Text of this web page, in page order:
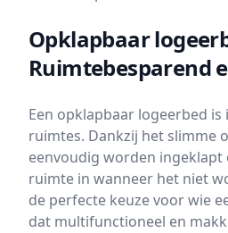
Opklapbaar
Ruimtebesparend
Een opklapbaar logeerbed is
ruimtes. Dankzij het slimme
eenvoudig worden ingeklapt
ruimte in wanneer het niet
de perfecte keuze voor wie
dat multifunctioneel en